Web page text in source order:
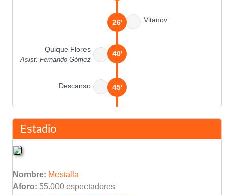
Vitanov
26'
Quique Flores
Asist: Fernando Gómez
40'
Descanso 45'
Enrique Cuxart
45'
Eloy Olaya
Asist: Toni Gomes
50'
Estadio
Nombre: Mestalla
Aforo: 55.000 espectadores